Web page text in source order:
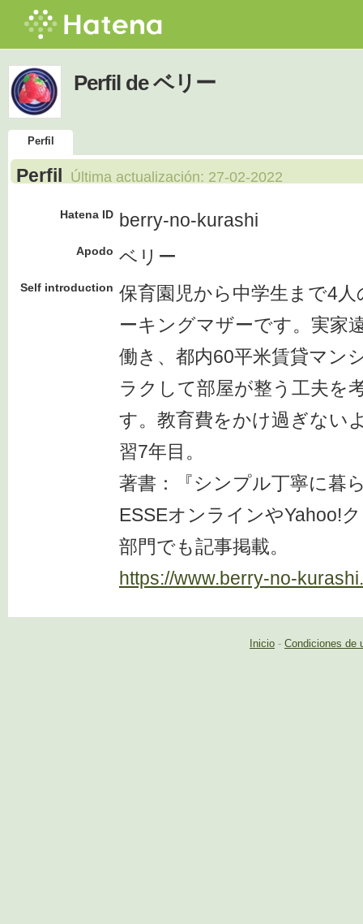
Perfil de ベリー
Perfil
Perfil Última actualización: 27-02-2022
Hatena ID berry-no-kurashi
Apodo ベリー
Self introduction 保育園児から中学生まで4
ーキングマザーです。実家
働き、都内60平米賃貸マン
ラクして部屋が整う工夫を
す。教育費をかけ過ぎない
習7年目。
著書：『シンプル丁寧に暮
ESSEオンラインやYahoo!
部門でも記事掲載。
https://www.berry-no-
Inicio - Condiciones de